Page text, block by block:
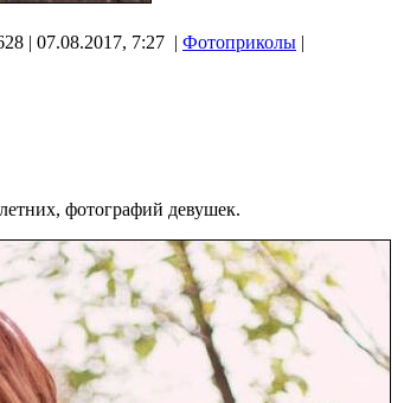
| 07.08.2017, 7:27 | Фотоприколы |
фотографий девушек.